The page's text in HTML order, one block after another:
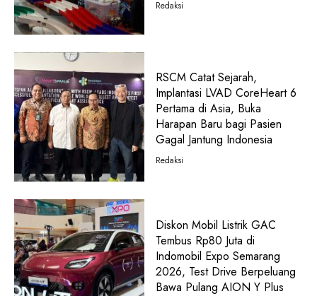
Redaksi
RSCM Catat Sejarah,
Implantasi LVAD CoreHeart 6
Pertama di Asia, Buka
Harapan Baru bagi Pasien
Gagal Jantung Indonesia
Redaksi
Diskon Mobil Listrik GAC
Tembus Rp80 Juta di
Indomobil Expo Semarang
2026, Test Drive Berpeluang
Bawa Pulang AION Y Plus